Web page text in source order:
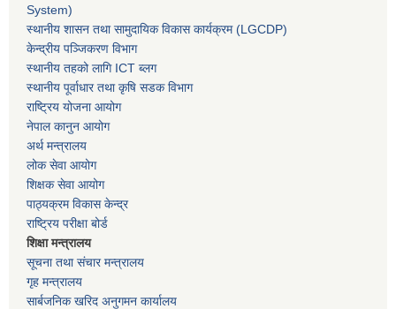
System)
स्थानीय शासन तथा सामुदायिक विकास कार्यक्रम (LGCDP)
केन्द्रीय पञ्जिकरण विभाग
स्थानीय तहको लागि ICT ब्लग
स्थानीय पूर्वाधार तथा कृषि सडक विभाग
राष्ट्रिय योजना आयोग
नेपाल कानुन आयोग
अर्थ मन्त्रालय
लोक सेवा आयोग
शिक्षक सेवा आयोग
पाठ्यक्रम विकास केन्द्र
राष्ट्रिय परीक्षा बोर्ड
शिक्षा मन्त्रालय
सूचना तथा संचार मन्त्रालय
गृह मन्त्रालय
सार्बजनिक खरिद अनुगमन कार्यालय